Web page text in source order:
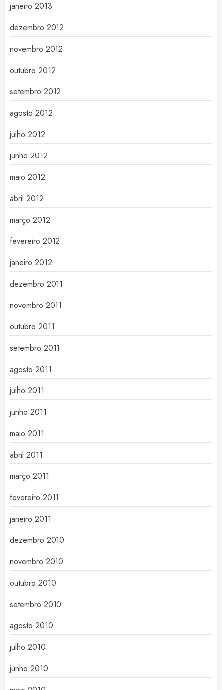
janeiro 2013
dezembro 2012
novembro 2012
outubro 2012
setembro 2012
agosto 2012
julho 2012
junho 2012
maio 2012
abril 2012
março 2012
fevereiro 2012
janeiro 2012
dezembro 2011
novembro 2011
outubro 2011
setembro 2011
agosto 2011
julho 2011
junho 2011
maio 2011
abril 2011
março 2011
fevereiro 2011
janeiro 2011
dezembro 2010
novembro 2010
outubro 2010
setembro 2010
agosto 2010
julho 2010
junho 2010